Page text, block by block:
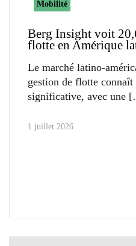
Mobilité
Berg Insight voit
flotte en Amérique
Le marché latino-
gestion de flotte connaît
significative, avec une
1 juillet 2026